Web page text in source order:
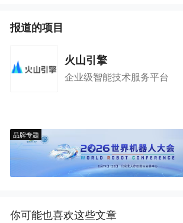
报道的项目
火山引擎
企业级智能技术服务平台
品牌专题
你可能也喜欢这些文章